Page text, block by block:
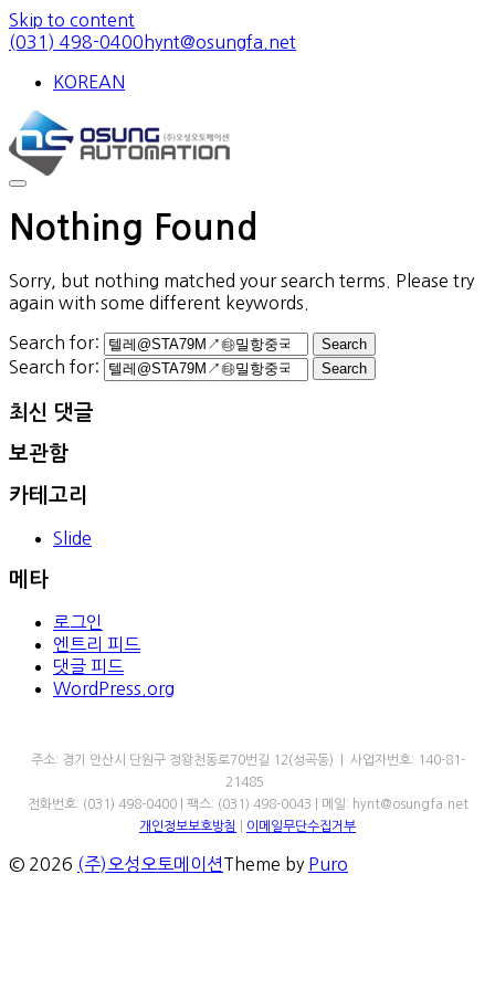
Skip to content
(031) 498-0400 hynt@osungfa.net
KOREAN
Nothing Found
Sorry, but nothing matched your search terms. Please try
again with some different keywords.
Search for:
Search for:
최신 댓글
보관함
카테고리
Slide
메타
로그인
엔트리 피드
댓글 피드
WordPress.org
주소: 경기 안산시 단원구 정왕천동로70번길 12(성곡동) | 사업자번호: 140-81-
21485
전화번호: (031) 498-0400 | 팩스: (031) 498-0043 | 메일: hynt@osungfa.net
개인정보보호방침
이메일무단수집거부
© 2026 (주)오성오토메이션Theme by Puro